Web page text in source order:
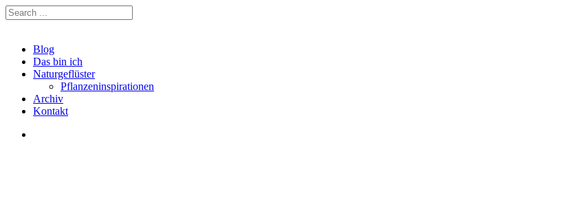
Blog
Das bin ich
Naturgeflüster
Pflanzeninspirationen
Archiv
Kontakt